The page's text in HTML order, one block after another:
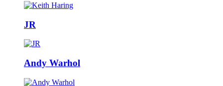
JR
Andy Warhol